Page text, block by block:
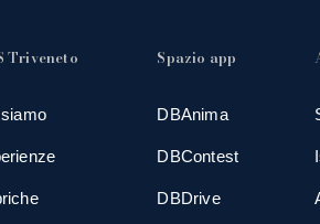
Triveneto Spazio app
DBAnima
DBContest
DBDrive